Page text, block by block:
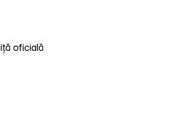
oficială